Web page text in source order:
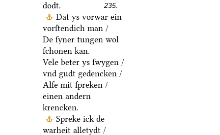
dodt.
235.
Dat ys vorwar ein
vorſtendich man /
De ſyner tungen wol
ſchonen kan.
Vele beter ys ſwygen /
vnd gudt gedencken /
Alſe mit ſpreken /
einen andern
krencken.
Spreke ick de
warheit alletydt /